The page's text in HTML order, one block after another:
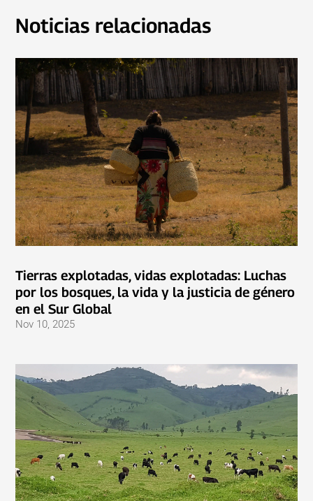
Noticias relacionadas
Tierras explotadas, vidas explotadas: Luchas
por los bosques, la vida y la justicia de género
en el Sur Global
Nov 10, 2025